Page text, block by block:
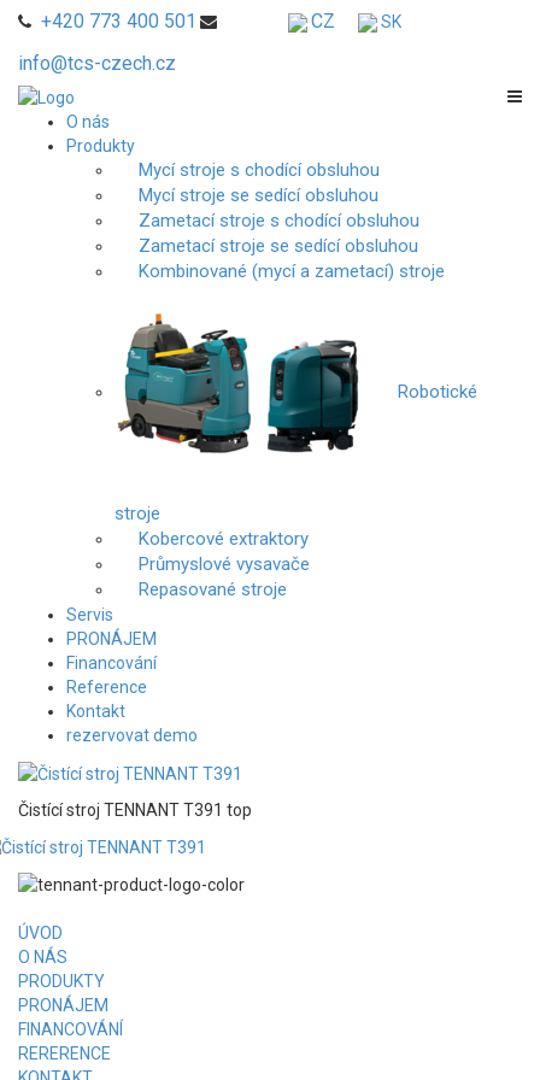
+420 773 400 501
info@tcs-czech.cz
CZ SK
O nás
Produkty
Mycí stroje s chodící obsluhou
Mycí stroje se sedící obsluhou
Zametací stroje s chodící obsluhou
Zametací stroje se sedící obsluhou
Kombinované (mycí a zametací) stroje
Robotické
stroje
Kobercové extraktory
Průmyslové vysavače
Repasované stroje
Servis
PRONÁJEM
Financování
Reference
Kontakt
rezervovat demo
Čistící stroj TENNANT T391 top
ÚVOD
O NÁS
PRODUKTY
PRONÁJEM
FINANCOVÁNÍ
RERERENCE